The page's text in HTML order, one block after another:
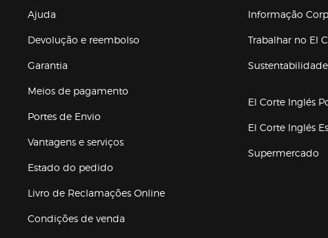
Ajuda
Devolução e reembolso
Garantia
Meios de pagamento
Portes de Envio
Vantagens e serviços
Estado do pedido
Livro de Reclamações Online
Condições de venda
Informação
Trabalhar no El
Sustentabilidade
El Corte Inglés
El Corte Inglés
Supermercado
Enlaces de